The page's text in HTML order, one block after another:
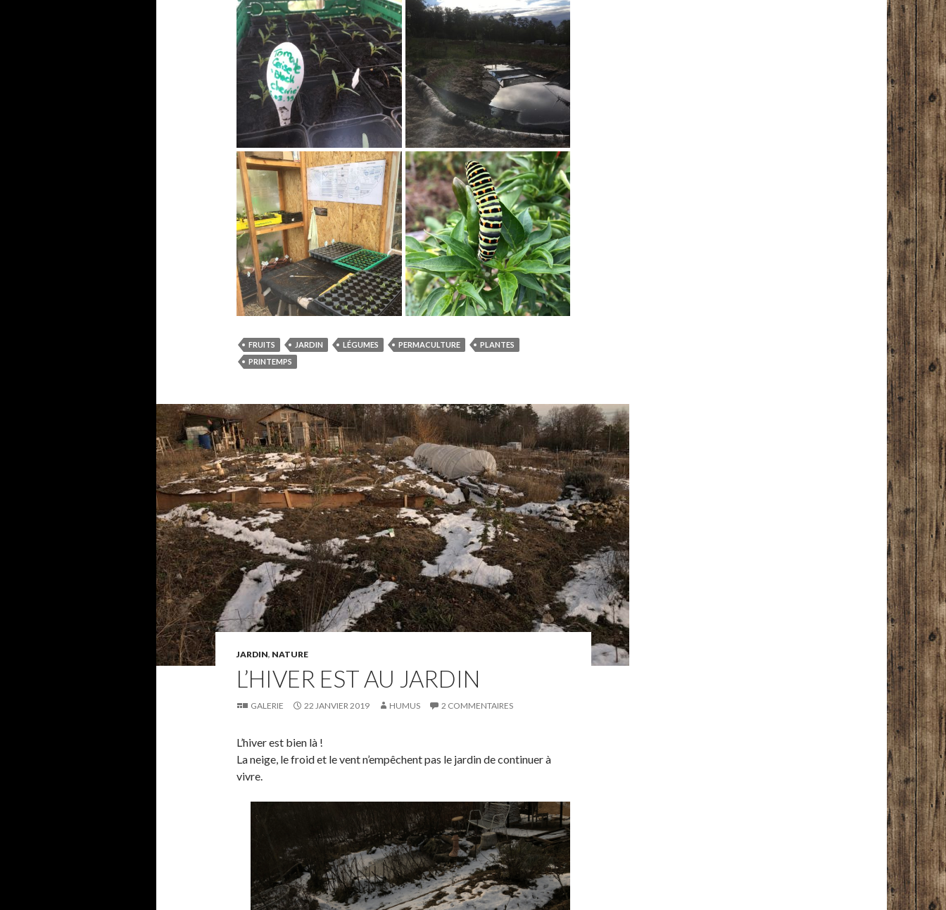
FRUITS JARDIN LÉGUMES PERMACULTURE
PLANTES
PRINTEMPS
JARDIN, NATURE
L’HIVER EST AU JARDIN
GALERIE 22 JANVIER 2019 HUMUS 2 COMMENTAIRES
L’hiver est bien là !
La neige, le froid et le vent n’empêchent pas le jardin de continuer à
vivre.